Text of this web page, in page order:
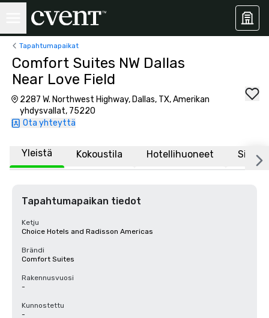
Tapahtumapaikat
Comfort Suites NW Dallas
Near Love Field
2287 W. Northwest Highway, Dallas, TX, Amerikan
yhdysvallat, 75220
Ota yhteyttä
Yleistä Kokoustila Hotellihuoneet Sijainti
Tapahtumapaikan tiedot
Ketju
Choice Hotels and Radisson Americas
Brändi
Comfort Suites
Rakennusvuosi
-
Kunnostettu
-